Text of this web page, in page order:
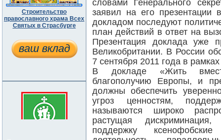
Строительство
православного храма Всех
Святых в Страсбурге
ваш вклад
словами Генерального
заявил на его
докладом последуют
план действий в ответ на
Презентация доклада уже
Великобритании. В России
7 сентября 2011 года в
В докладе «Жить
благополучию Европы, и
должны обеспечить
угроз ценностям,
называются широко
растущая
поддержку